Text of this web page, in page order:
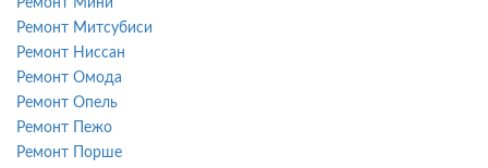
Ремонт Митсубиси
Ремонт Ниссан
Ремонт Омода
Ремонт Опель
Ремонт Пежо
Ремонт Порше